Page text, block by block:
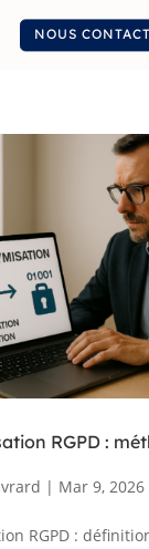
NOUS
RGPD :
| Mar 9, 2026
RGPD :